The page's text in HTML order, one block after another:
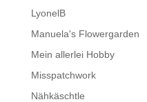
LyonelB
Manuela's Flowergarden
Mein allerlei Hobby
Misspatchwork
Nähkäschtle